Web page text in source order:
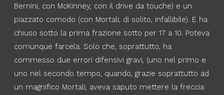
Bernini, con McKinney, con il drive da touche) e un
piazzato comodo (con Mortali, di solito, infallibile). E ha
chiuso sotto la prima frazione sotto per 17 a 10. Poteva
comunque farcela. Solo che, soprattutto, ha
commesso due errori difensivi gravi, (uno nel primo e
uno nel secondo tempo, quando, grazie soprattutto ad
un magnifico Mortali, aveva saputo mettere la freccia